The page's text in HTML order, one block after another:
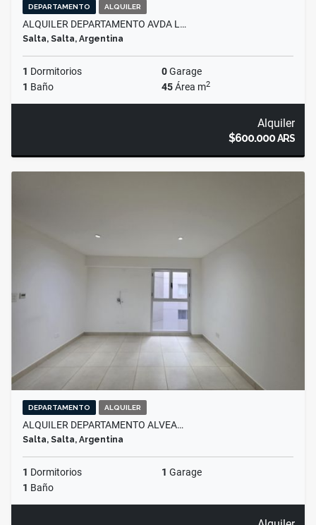
DEPARTAMENTO ALQUILER
ALQUILER DEPARTAMENTO AVDA L…
Salta, Salta, Argentina
1 Dormitorios 0Garage
1 Baño 45Área m2
Alquiler
$600.000ARS
DEPARTAMENTO ALQUILER
ALQUILER DEPARTAMENTO ALVEA…
Salta, Salta, Argentina
1 Dormitorios 1 Garage
1 Baño